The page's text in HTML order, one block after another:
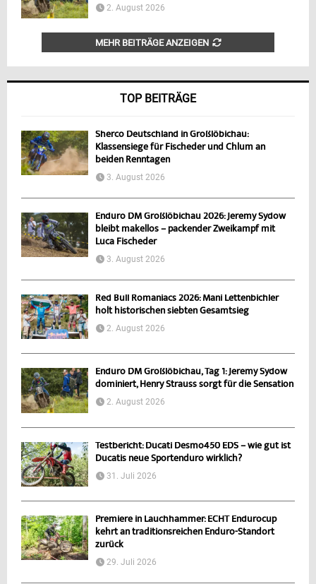
2. August 2026
MEHR BEITRÄGE ANZEIGEN
TOP BEITRÄGE
Sherco Deutschland in Großlöbichau:
Klassensiege für Fischeder und Chlum an
beiden Renntagen
3. August 2026
Enduro DM Großlöbichau 2026: Jeremy Sydow
bleibt makellos – packender Zweikampf mit
Luca Fischeder
3. August 2026
Red Bull Romaniacs 2026: Mani Lettenbichler
holt historischen siebten Gesamtsieg
2. August 2026
Enduro DM Großlöbichau, Tag 1: Jeremy Sydow
dominiert, Henry Strauss sorgt für die Sensation
2. August 2026
Testbericht: Ducati Desmo450 EDS – wie gut ist
Ducatis neue Sportenduro wirklich?
31. Juli 2026
Premiere in Lauchhammer: ECHT Endurocup
kehrt an traditionsreichen Enduro-Standort
zurück
29. Juli 2026